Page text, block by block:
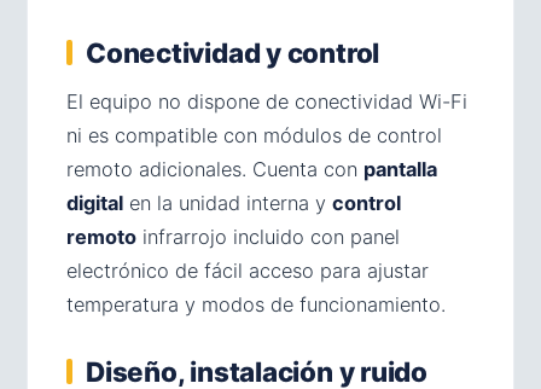
Conectividad y control
El equipo no dispone de conectividad Wi-Fi
ni es compatible con módulos de control
remoto adicionales. Cuenta con pantalla
digital en la unidad interna y control
remoto infrarrojo incluido con panel
electrónico de fácil acceso para ajustar
temperatura y modos de funcionamiento.
Diseño, instalación y ruido